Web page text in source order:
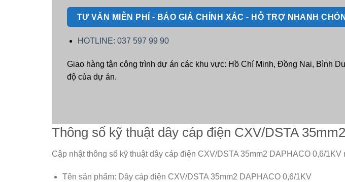
TƯ VẤN MIỄN PHÍ - BÁO GIÁ CHÍNH XÁC - HỖ TRỢ NHANH
HOTLINE: 037 597 99 90
Giao hàng tận công trình dự án các khu vực: Hồ Chí Minh, Đồng Nai, Bình
độ của dự án.
Thông số kỹ thuật dây cáp điện CXV/DSTA
Cập nhật thông số kỹ thuật dây cáp điện CXV/DSTA 35mm2 DAPHACO 0,6/1KV
Tên sản phẩm: Dây cáp điện CXV/DSTA 35mm2 DAPHACO 0,6/1KV